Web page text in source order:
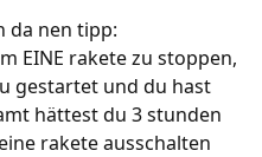
da nen tipp:
EINE rakete zu stoppen,
gestartet und du hast
hättest du 3 stunden
rakete ausschalten